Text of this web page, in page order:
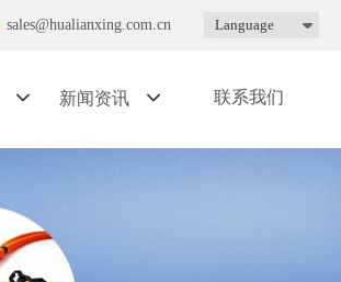
Language
sales@hualianxing.com.cn
新闻资讯 联系我们